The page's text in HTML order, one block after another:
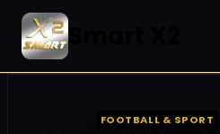
Aller
contenu
FOOTBALL & SPORT